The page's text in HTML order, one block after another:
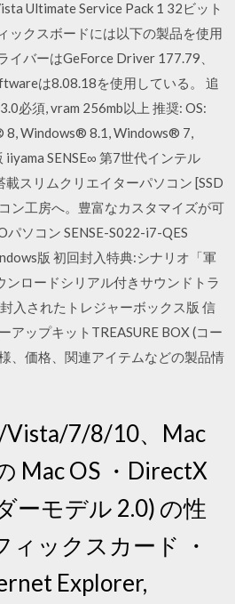
Ultimate Service Pack 1 32ビット
ックスボードには以下の製品を使用
イバーはGeForce Driver 177.79、
は8.08.18を使用している。 追
必須, vram 256mb以上 推奨: OS:
Windows® 8.1, Windows® 7,
SENSE∞ 第7世代インテル
スリムクリエイターパソコン [SSD
ン工房へ。豊富なカスタマイズが可
ソコン SENSE-S022-i7-QES
版 初回封入特典:シナリオ「軍
ロードシリアル付きサウンドトラ
入されたトレジャーボックス版 信
アップキットTREASURE BOX (コー
、価格、関連アイテムなどの製品情
Vista/7/8/10、Mac
Mac OS ・DirectX
ーモデル 2.0) の性
ックスカード ・
Explorer,